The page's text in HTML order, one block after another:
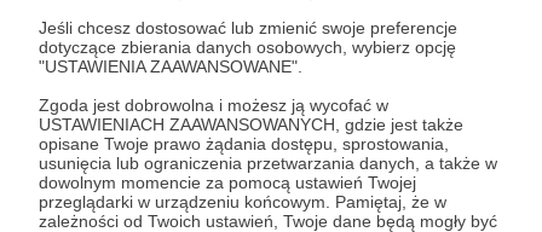
Jeśli chcesz dostosować lub zmienić swoje preferencje
dotyczące zbierania danych osobowych, wybierz opcję
"USTAWIENIA ZAAWANSOWANE".
Zgoda jest dobrowolna i możesz ją wycofać w
USTAWIENIACH ZAAWANSOWANYCH, gdzie jest także
opisane Twoje prawo żądania dostępu, sprostowania,
usunięcia lub ograniczenia przetwarzania danych, a także w
dowolnym momencie za pomocą ustawień Twojej
przeglądarki w urządzeniu końcowym. Pamiętaj, że w
zależności od Twoich ustawień, Twoje dane będą mogły być
17.10.2024 ● Brak komentarzy